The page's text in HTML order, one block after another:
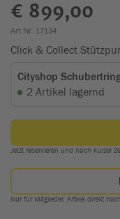
€ 899,00
Art.Nr. 17134